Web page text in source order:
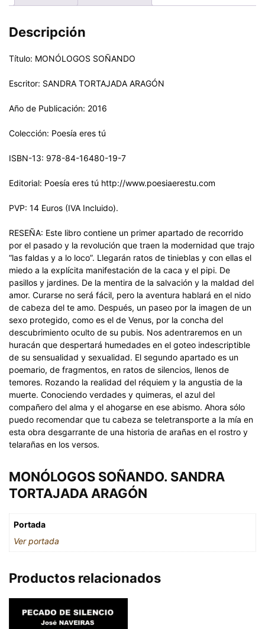
Descripción
Título: MONÓLOGOS SOÑANDO
Escritor: SANDRA TORTAJADA ARAGÓN
Año de Publicación: 2016
Colección: Poesía eres tú
ISBN-13: 978-84-16480-19-7
Editorial: Poesía eres tú http://www.poesiaerestu.com
PVP: 14 Euros (IVA Incluido).
RESEÑA: Este libro contiene un primer apartado de recorrido
por el pasado y la revolución que traen la modernidad que trajo
“las faldas y a lo loco”. Llegarán ratos de tinieblas y con ellas el
miedo a la explícita manifestación de la caca y el pipi. De
pasillos y jardines. De la mentira de la salvación y la maldad del
amor. Curarse no será fácil, pero la aventura hablará en el nido
de cabeza del te amo. Después, un paseo por la imagen de un
sexo protegido, como es el de Venus, por la concha del
descubrimiento oculto de su pubis. Nos adentraremos en un
huracán que despertará humedades en el goteo indescriptible
de su sensualidad y sexualidad. El segundo apartado es un
poemario, de fragmentos, en ratos de silencios, llenos de
temores. Rozando la realidad del réquiem y la angustia de la
muerte. Conociendo verdades y quimeras, el azul del
compañero del alma y el ahogarse en ese abismo. Ahora sólo
puedo recomendar que tu cabeza se teletransporte a la mía en
esta obra desgarrante de una historia de arañas en el rostro y
telarañas en los versos.
MONÓLOGOS SOÑANDO. SANDRA
TORTAJADA ARAGÓN
Portada
Ver portada
Productos relacionados